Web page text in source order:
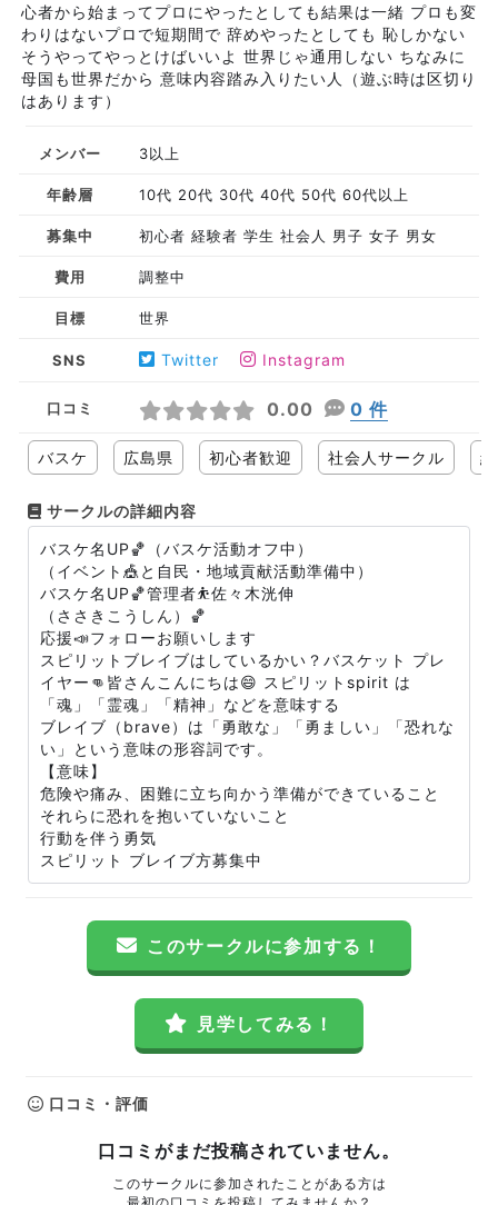
心者から始まってプロにやったとしても結果は一緒 プロも変
わりはないプロで短期間で 辞めやったとしても 恥しかない
そうやってやっとけばいいよ 世界じゃ通用しない ちなみに
母国も世界だから 意味内容踏み入りたい人（遊ぶ時は区切り
はあります）
メンバー 3以上
年齢層 10代 20代 30代 40代 50代 60代以上
募集中 初心者 経験者 学生 社会人 男子 女子 男女
費用 調整中
目標 世界
SNS Twitter Instagram
口コミ 0.00 0 件
バスケ 広島県 初心者歓迎 社会人サークル
サークルの詳細内容
バスケ名UP🏀（バスケ活動オフ中）
（イベント🎪と自民・地域貢献活動準備中）
バスケ名UP🏀管理者⛹️佐々木洸伸
（ささきこうしん）🏀
応援📣フォローお願いします
スピリットブレイブはしているかい？バスケット プレ
イヤー👊皆さんこんにちは😄 スピリットspirit は
「魂」「霊魂」「精神」などを意味する
ブレイブ（brave）は「勇敢な」「勇ましい」「恐れな
い」という意味の形容詞です。
【意味】
危険や痛み、困難に立ち向かう準備ができていること
それらに恐れを抱いていないこと
行動を伴う勇気
スピリット ブレイブ方募集中
このサークルに参加する！
見学してみる！
口コミ・評価
口コミがまだ投稿されていません。
このサークルに参加されたことがある方は